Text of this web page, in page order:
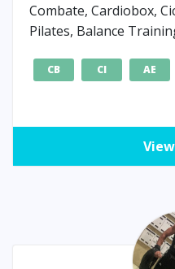
Combate, Cardiobox,
Pilates, Balance
CB CI AE